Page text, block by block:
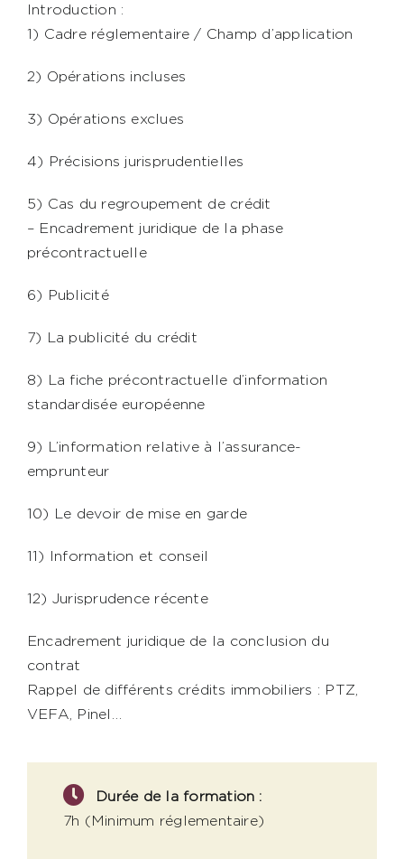
Introduction :
1) Cadre réglementaire / Champ d’application
2) Opérations incluses
3) Opérations exclues
4) Précisions jurisprudentielles
5) Cas du regroupement de crédit
– Encadrement juridique de la phase
précontractuelle
6) Publicité
7) La publicité du crédit
8) La fiche précontractuelle d’information
standardisée européenne
9) L’information relative à l’assurance-
emprunteur
10) Le devoir de mise en garde
11) Information et conseil
12) Jurisprudence récente
Encadrement juridique de la conclusion du
contrat
Rappel de différents crédits immobiliers : PTZ,
VEFA, Pinel…
Durée de la formation :
7h (Minimum réglementaire)